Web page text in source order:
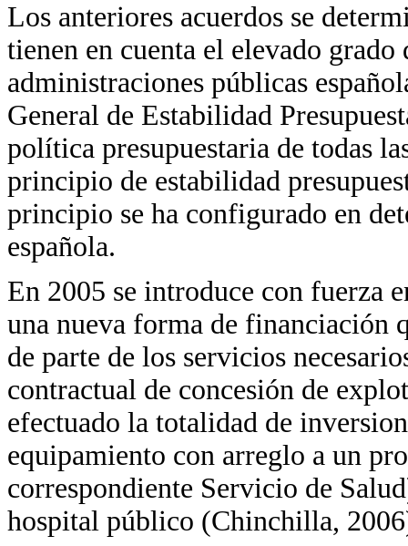
Los anteriores acuerdos se
tienen en cuenta el elevado
administraciones públicas
General de Estabilidad
política presupuestaria de todas
principio de estabilidad
principio se ha configurado en
española.
En 2005 se introduce con fuerza
una nueva forma de financiación
de parte de los servicios
contractual de concesión de
efectuado la totalidad de
equipamiento con arreglo a un
correspondiente Servicio de
hospital público (Chinchilla,